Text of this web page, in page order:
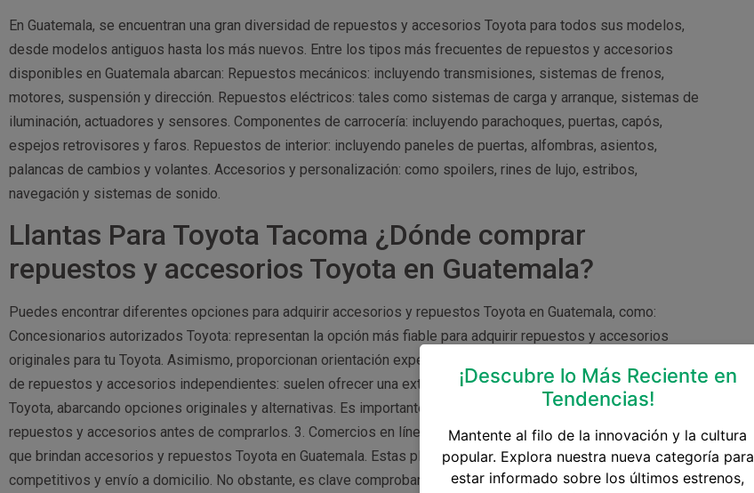
En Guatemala, se encuentran una gran diversidad de repuestos y accesorios Toyota para todos sus modelos,
desde modelos antiguos hasta los más nuevos. Entre los tipos más frecuentes de repuestos y accesorios
disponibles en Guatemala abarcan: Repuestos mecánicos: incluyendo transmisiones, sistemas de frenos,
motores, suspensión y dirección. Repuestos eléctricos: tales como sistemas de carga y arranque, sistemas de
iluminación, actuadores y sensores. Componentes de carrocería: incluyendo parachoques, puertas, capós,
espejos retrovisores y faros. Repuestos de interior: incluyendo paneles de puertas, alfombras, asientos,
palancas de cambios y volantes. Accesorios y personalización: como spoilers, rines de lujo, estribos,
navegación y sistemas de sonido.
Llantas Para Toyota Tacoma ¿Dónde comprar
repuestos y accesorios Toyota en Guatemala?
Puedes encontrar diferentes opciones para adquirir accesorios y repuestos Toyota en Guatemala, como:
Concesionarios autorizados Toyota: representan la opción más fiable para adquirir repuestos y accesorios
originales para tu Toyota. Asimismo, proporcionan orientación experta y garantía en sus productos. Comercios
de repuestos y accesorios independientes: suelen ofrecer una extensa gama de accesorios y repuestos
Toyota, abarcando opciones originales y alternativas. Es importante verificar la calidad y autenticidad de los
repuestos y accesorios antes de comprarlos. 3. Comercios en línea: actualmente, existen plataformas en línea
que brindan accesorios y repuestos Toyota en Guatemala. Estas plataformas suelen ofrecer precios
competitivos y envío a domicilio. No obstante, es clave comprobar la reputación de la tienda y la calidad de los
¡Descubre lo Más Reciente en
Tendencias!
Mantente al filo de la innovación y la cultura
popular. Explora nuestra nueva categoría para
estar informado sobre los últimos estrenos,